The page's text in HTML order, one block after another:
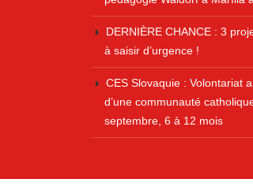
DERNIÈRE CHANCE : 3
à saisir d’urgence !
CES Slovaquie : Volontariat
d’une communauté
septembre, 6 à 12 mois